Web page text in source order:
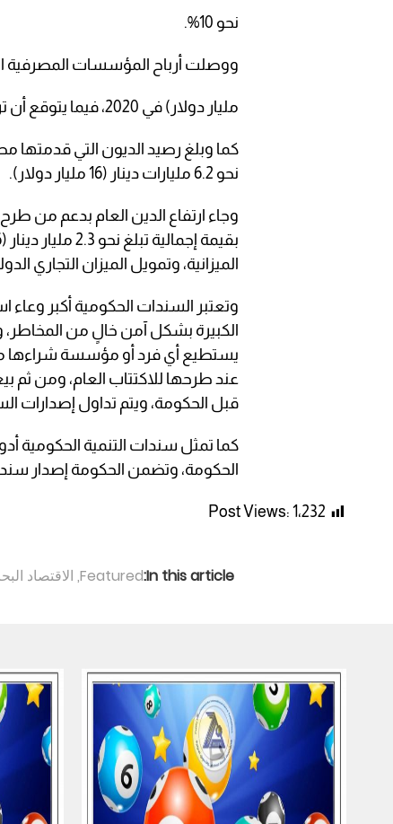
نحو 10%.
ووصلت أرباح المؤسسات المصرفية العالمية
مليار دولار) في 2020، فيما يتوقع أن ترتفع خلال العام 2021.
كما وبلغ رصيد الديون التي قدمتها
نحو 6.2 مليارات دينار (16 مليار دولار).
وجاء ارتفاع الدين العام بدعم من
الميزانية، وتمويل الميزان التجاري
وتعتبر السندات الحكومية أكبر وعاء
الكبيرة بشكل آمن خالٍ من المخاطر،
يستطيع أي فرد أو مؤسسة شراءها
عند طرحها للاكتتاب العام، ومن
قبل الحكومة، ويتم تداول إصدارات
كما تمثل سندات التنمية الحكومية
الحكومة، وتضمن الحكومة إصدار
Post Views: 1٬232
In this article:
Featured
, الاقتصاد